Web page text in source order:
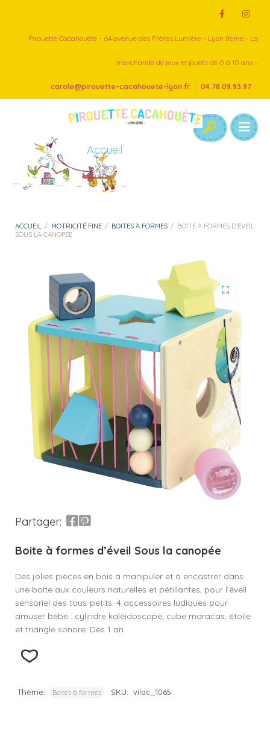
Pirouette Cacahouète - 64 avenue des Frères Lumière - Lyon 8eme - La
marchande de jeux et jouets de 0 à 10 ans -
carole@pirouette-cacahouete-lyon.fr 04.78.09.93.97
Accueil
ACCUEIL / MOTRICITÉ FINE / BOITES À FORMES / BOITE À FORMES D’ÉVEIL
SOUS LA CANOPÉE
Partager:
Boite à formes d’éveil Sous la canopée
Des jolies pièces en bois à manipuler et à encastrer dans
une boite aux couleurs naturelles et pétillantes, pour l’éveil
sensoriel des tous-petits. 4 accessoires ludiques pour
amuser bébé : cylindre kaléidoscope, cube maracas, étoile
et triangle sonore. Dès 1 an.
Thème: Boites à formes SKU: vilac_1065